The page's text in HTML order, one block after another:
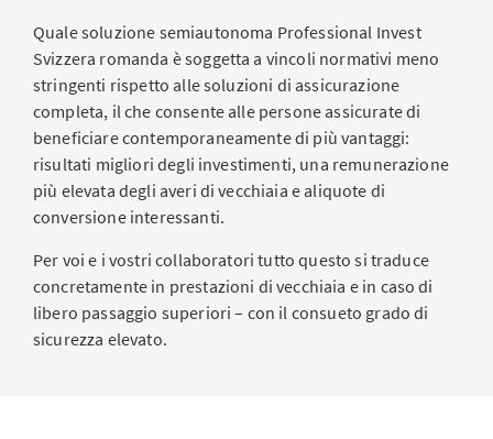
Quale soluzione semiautonoma Professional Invest
Svizzera romanda è soggetta a vincoli normativi meno
stringenti rispetto alle soluzioni di assicurazione
completa, il che consente alle persone assicurate di
beneficiare contemporaneamente di più vantaggi:
risultati migliori degli investimenti, una remunerazione
più elevata degli averi di vecchiaia e aliquote di
conversione interessanti.
Per voi e i vostri collaboratori tutto questo si traduce
concretamente in prestazioni di vecchiaia e in caso di
libero passaggio superiori – con il consueto grado di
sicurezza elevato.